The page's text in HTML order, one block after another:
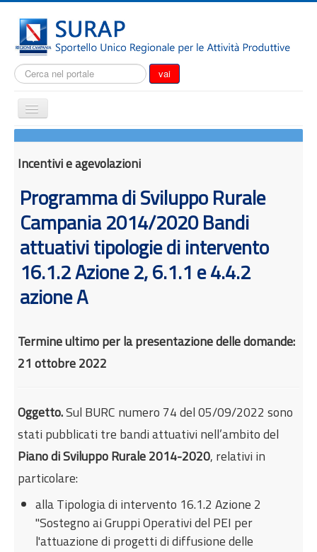
Cerca... vai
Cambia
navigazione
Notizie
Normativa
Modulistica
Come fare per
Attrazione degli investimenti
Incentivi e agevolazioni
Eventi formativi
Sei qui:Home
Incentivi e agevolazioni
Agricoltura e pesca
Programma di Sviluppo Rurale Campania
2014/2020 Bandi attuativi tipologie di intervento
16.1.2 Azione 2, 6.1.1 e 4.4.2 azione A
Incentivi e agevolazioni
Programma di Sviluppo Rurale
Campania 2014/2020 Bandi
attuativi tipologie di intervento
16.1.2 Azione 2, 6.1.1 e 4.4.2
azione A
Termine ultimo per la presentazione delle domande:
21 ottobre 2022
Oggetto.Sul BURC numero 74 del 05/09/2022 sono
stati pubblicati tre bandi attuativi nell’ambito del
Piano di Sviluppo Rurale 2014-2020, relativi in
particolare:
alla Tipologia di intervento 16.1.2 Azione 2
"Sostegno ai Gruppi Operativi del PEI per
l'attuazione di progetti di diffusione delle